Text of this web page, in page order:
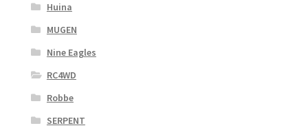
Huina
MUGEN
Nine Eagles
RC4WD
Robbe
SERPENT